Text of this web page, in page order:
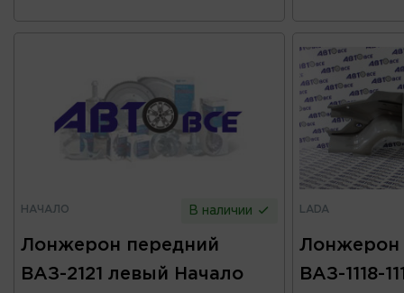
НАЧАЛО В наличии
Лонжерон передний
ВАЗ-2121 левый Начало
LADA
Лонжерон
ВАЗ-1118-